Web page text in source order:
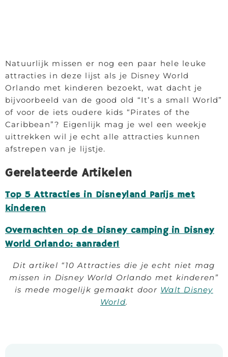
Natuurlijk missen er nog een paar hele leuke
attracties in deze lijst als je Disney World
Orlando met kinderen bezoekt, wat dacht je
bijvoorbeeld van de good old “It’s a small World”
of voor de iets oudere kids “Pirates of the
Caribbean”? Eigenlijk mag je wel een weekje
uittrekken wil je echt alle attracties kunnen
afstrepen van je lijstje.
Gerelateerde Artikelen
Top 5 Attracties in Disneyland Parijs met
kinderen
Overnachten op de Disney camping in Disney
World Orlando: aanrader!
Dit artikel “10 Attracties die je echt niet mag
missen in Disney World Orlando met kinderen”
is mede mogelijk gemaakt door Walt Disney
World.